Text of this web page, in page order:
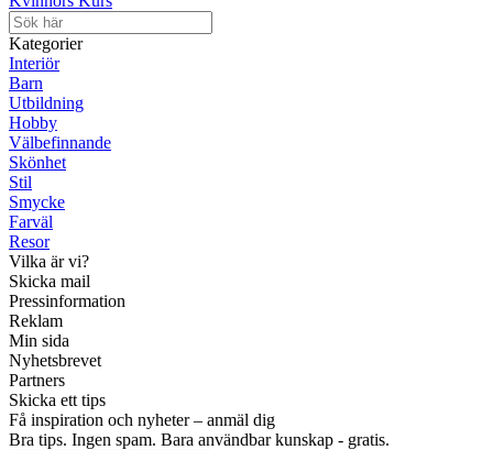
Kategorier
Interiör
Barn
Utbildning
Hobby
Välbefinnande
Skönhet
Stil
Smycke
Farväl
Resor
Vilka är vi?
Skicka mail
Pressinformation
Reklam
Min sida
Nyhetsbrevet
Partners
Skicka ett tips
Få inspiration och nyheter – anmäl dig
Bra tips. Ingen spam. Bara användbar kunskap - gratis.